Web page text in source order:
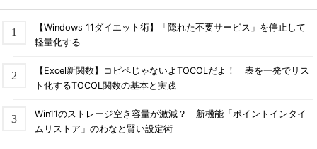
【Windows 11ダイエット術】「隠れた不要サービス」を停止して
軽量化する
【Excel新関数】コピペじゃないよTOCOLだよ！ 表を一発でリス
ト化するTOCOL関数の基本と実践
Win11のストレージ空き容量が激減？ 新機能「ポイントインタイ
ムリストア」のわなと賢い設定術